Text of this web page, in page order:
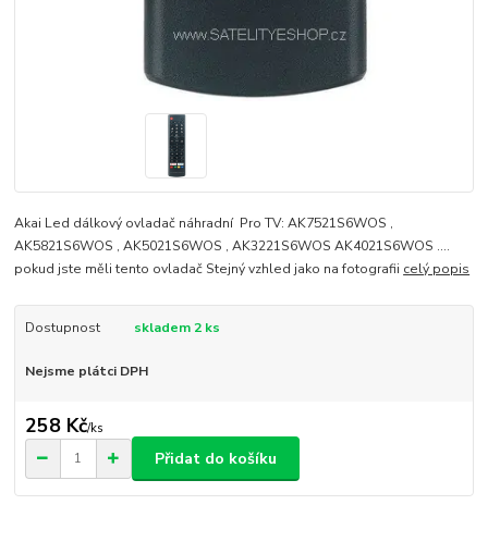
Akai Led dálkový ovladač náhradní Pro TV: AK7521S6WOS ,
AK5821S6WOS , AK5021S6WOS , AK3221S6WOS AK4021S6WOS ....
pokud jste měli tento ovladač Stejný vzhled jako na fotografii celý popis
Dostupnost skladem 2 ks
Nejsme plátci DPH
258 Kč/ks
Přidat do košíku